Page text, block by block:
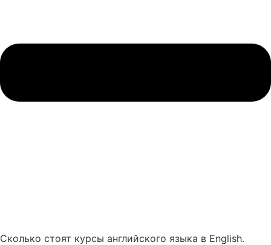
Сколько стоят курсы английского языка в English.